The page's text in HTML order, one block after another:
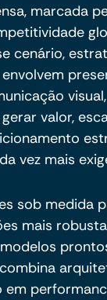
marcada
cenário,
valor,
vez mais
sob medida
mais
em